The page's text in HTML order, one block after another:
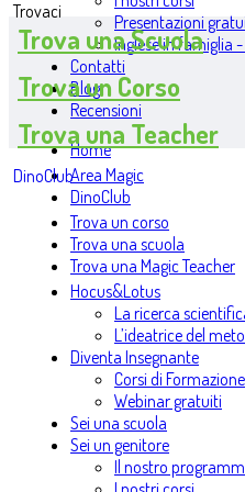
Presentazioni
Inglese in famiglia -
Contatti
Blog
Recensioni
Home
Area Magic
DinoClub
Trova un corso
Trova una scuola
Trova una Magic Teacher
Hocus&Lotus
La ricerca
L’ideatrice del
Diventa Insegnante
Corsi di Formazione
Webinar gratuiti
Sei una scuola
Sei un genitore
Il nostro
Trovaci
Trova una Scuola
Trova un Corso
Trova una Teacher
DinoClub